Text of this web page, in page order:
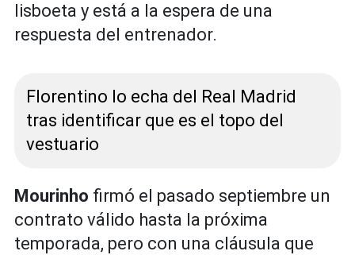
lisboeta y está a la espera de una
respuesta del entrenador.
Florentino lo echa del Real Madrid
tras identificar que es el topo del
vestuario
Mourinho firmó el pasado septiembre un
contrato válido hasta la próxima
temporada, pero con una cláusula que